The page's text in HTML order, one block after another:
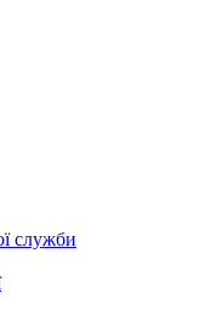
служби